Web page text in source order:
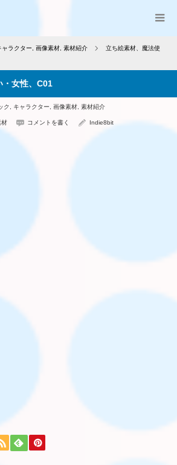
ャラクター 画像素材 素材紹介
立ち絵素材、魔法使
・女性、C01
ク キャラクター 画像素材 素材紹介
材 コメントを書く Indie8bit